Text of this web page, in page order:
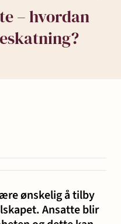
– hvordan
ønskelig å tilby
Ansatte blir
Menneskene
Karriere
Om
og miljø